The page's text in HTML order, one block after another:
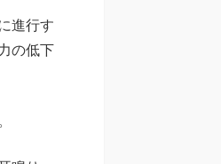
進行す
の低下